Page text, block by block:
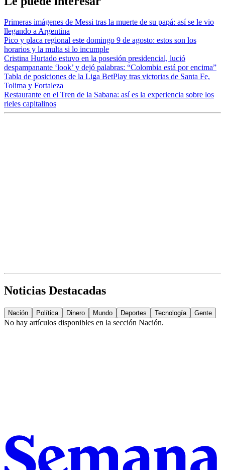
Primeras imágenes de Messi tras la muerte de su papá: así se le vio
llegando a Argentina
Pico y placa regional este domingo 9 de agosto: estos son los
horarios y la multa si lo incumple
Cristina Hurtado estuvo en la posesión presidencial, lució
despampanante ‘look’ y dejó palabras: “Colombia está por encima”
Tabla de posiciones de la Liga BetPlay tras victorias de Santa Fe,
Tolima y Fortaleza
Restaurante en el Tren de la Sabana: así es la experiencia sobre los
rieles capitalinos
Noticias Destacadas
Nación Política Dinero Mundo Deportes Tecnología Gente
No hay artículos disponibles en la sección Nación.